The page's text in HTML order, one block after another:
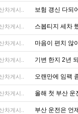
차게시.. 보험 갱신 다되
차게시.. 스봅티지 세차
차게시.. 마음이 편치 않
차게시.. 기변 한지 2년
차게시.. 오랜만에 임팩
차게시.. 올해 첫 부산
차게시.. 부산 운전은 언